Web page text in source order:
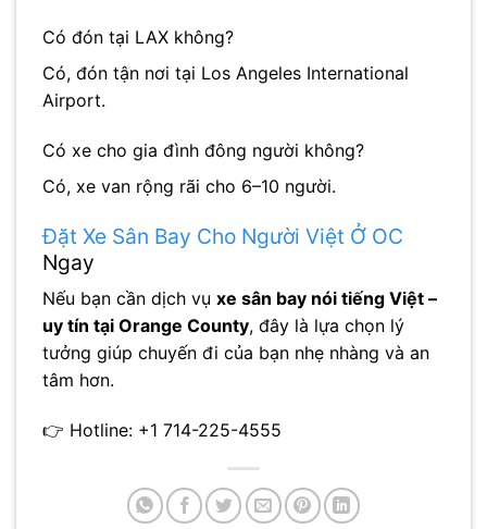
Có đón tại LAX không?
Có, đón tận nơi tại Los Angeles International
Airport.
Có xe cho gia đình đông người không?
Có, xe van rộng rãi cho 6–10 người.
Đặt Xe Sân Bay Cho Người Việt Ở OC
Ngay
Nếu bạn cần dịch vụ xe sân bay nói tiếng Việt –
uy tín tại Orange County, đây là lựa chọn lý
tưởng giúp chuyến đi của bạn nhẹ nhàng và an
tâm hơn.
👉 Hotline: +1 714-225-4555